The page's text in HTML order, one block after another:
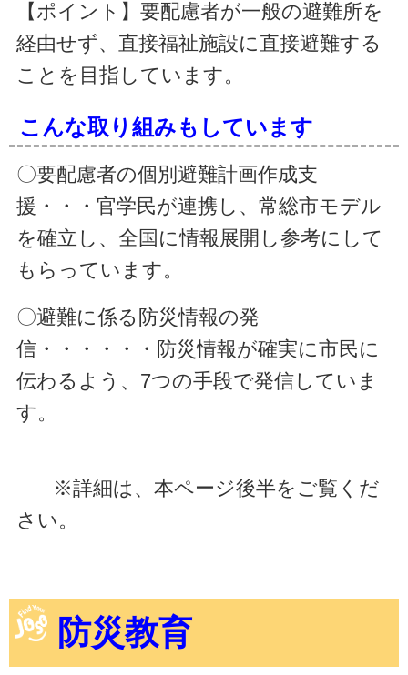
【ポイント】 要配慮者が一般の避難所を
経由せず、直接福祉施設に直接避難する
ことを目指しています。
こんな取り組みもしています
〇要配慮者の個別避難計画作成支
援・・・官学民が連携し、常総市モデル
を確立し、全国に情報展開し参考にして
もらっています。
〇避難に係る防災情報の発
信・・・・・・防災情報が確実に市民に
伝わるよう、7つの手段で発信していま
す。
※詳細は、本ページ後半をご覧くだ
さい。
防災教育